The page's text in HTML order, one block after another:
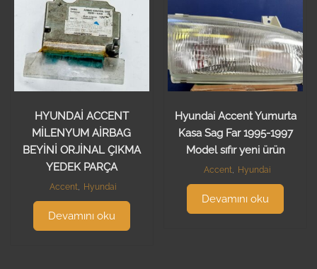
HYUNDAİ ACCENT
MİLENYUM AİRBAG
BEYİNİ ORJİNAL ÇIKMA
YEDEK PARÇA
Accent, Hyundai
Devamını oku
Hyundai Accent Yumurta
Kasa Sag Far 1995-1997
Model sıfır yeni ürün
Accent, Hyundai
Devamını oku